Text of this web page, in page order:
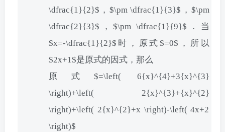
\dfrac{1}{2}$，$\pm \dfrac{1}{3}$，$\pm
\dfrac{2}{3}$，$\pm \dfrac{1}{9}$．当
$x=-\dfrac{1}{2}$时，原式$=0$，所以
$2x+1$是原式的因式，那么
原式$=\left( 6{x}^{4}+3{x}^{3}
\right)+\left( 2{x}^{3}+{x}^{2}
\right)+\left( 2{x}^{2}+x \right)-\left( 4x+2
\right)$